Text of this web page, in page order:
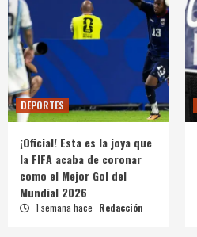
DEPORTES
¡Oficial! Esta es la joya que
la FIFA acaba de coronar
como el Mejor Gol del
Mundial 2026
1 semana hace Redacción